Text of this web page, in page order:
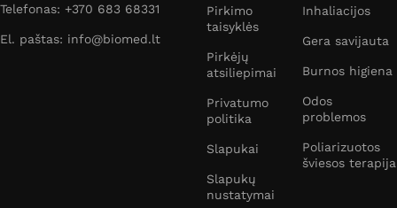
Telefonas: +370 683 68331
El. paštas: info@biomed.lt
Pirkimo
taisyklės
Pirkėjų
atsiliepimai
Privatumo
politika
Slapukai
Slapukų
nustatymai
Inhaliacijos
Gera savijauta
Burnos higiena
Odos
problemos
Poliarizuotos
šviesos terapija